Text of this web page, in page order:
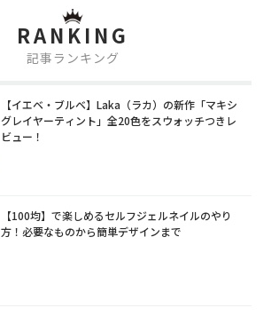
RANKING
記事ランキング
【イエベ・ブルベ】Laka（ラカ）の新作「マキシ
グレイヤーティント」全20色をスウォッチつきレ
ビュー！
【100均】で楽しめるセルフジェルネイルのやり
方！必要なものから簡単デザインまで